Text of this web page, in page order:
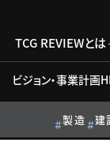
TCG REVIEWとは
ビジョン・事業計画
製造 建